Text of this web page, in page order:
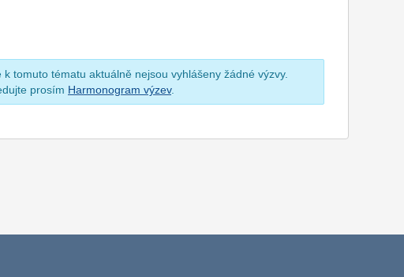
tomuto tématu aktuálně nejsou vyhlášeny žádné výzvy.
prosím Harmonogram výzev.